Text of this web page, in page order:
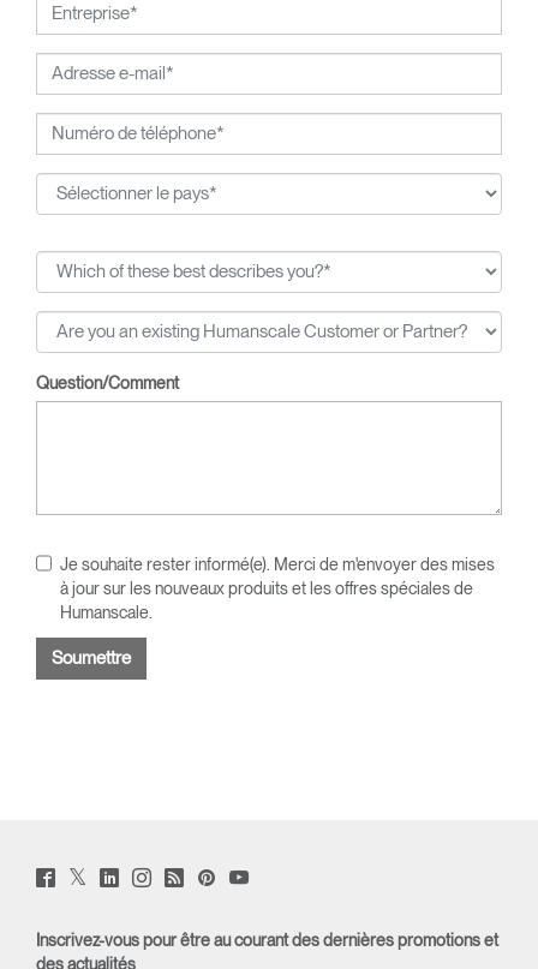
Question/Comment
Je souhaite rester informé(e). Merci de m'envoyer des mises
à jour sur les nouveaux produits et les offres spéciales de
Humanscale.
Facebook
(opens
Twitter
(opens
LinkedIn
(opens
Instagram
(opens
Humanscale
Blog
window)
PinterstYouTube
Inscrivez-vous pour être au courant des dernières promotions et
des actualités